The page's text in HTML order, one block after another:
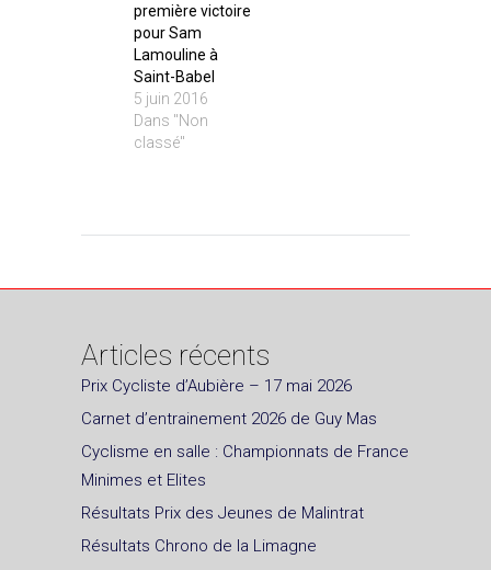
première victoire
pour Sam
Lamouline à
Saint-Babel
5 juin 2016
Dans "Non
classé"
Articles récents
Prix Cycliste d’Aubière – 17 mai 2026
Carnet d’entrainement 2026 de Guy Mas
Cyclisme en salle : Championnats de France
Minimes et Elites
Résultats Prix des Jeunes de Malintrat
Résultats Chrono de la Limagne